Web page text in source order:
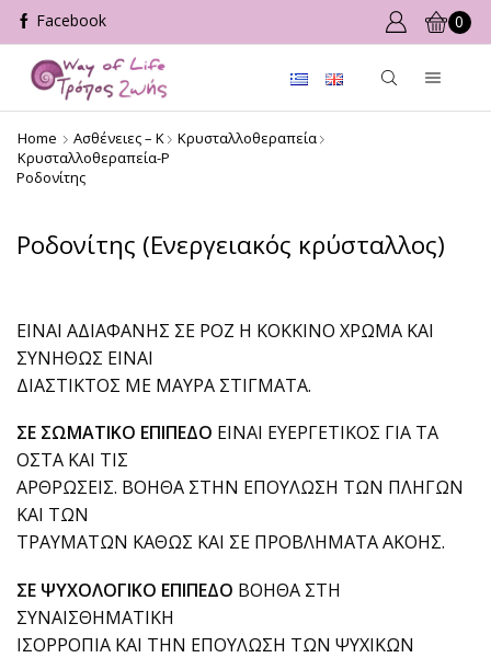
0
Home Ασθένειες – Κ
Κρυσταλλοθεραπεία
Κρυσταλλοθεραπεία-Ρ
Ροδονίτης
Ροδονίτης (Ενεργειακός κρύσταλλος)
ΕΙΝΑΙ ΑΔΙΑΦΑΝΗΣ ΣΕ ΡΟΖ Η ΚΟΚΚΙΝΟ ΧΡΩΜΑ ΚΑΙ
ΣΥΝΗΘΩΣ ΕΙΝΑΙ
ΔΙΑΣΤΙΚΤΟΣ ΜΕ ΜΑΥΡΑ ΣΤΙΓΜΑΤΑ.
ΣΕ ΣΩΜΑΤΙΚΟ ΕΠΙΠΕΔΟ ΕΙΝΑΙ ΕΥΕΡΓΕΤΙΚΟΣ ΓΙΑ ΤΑ
ΟΣΤΑ ΚΑΙ ΤΙΣ
ΑΡΘΡΩΣΕΙΣ. ΒΟΗΘΑ ΣΤΗΝ ΕΠΟΥΛΩΣΗ ΤΩΝ ΠΛΗΓΩΝ
ΚΑΙ ΤΩΝ
ΤΡΑΥΜΑΤΩΝ ΚΑΘΩΣ ΚΑΙ ΣΕ ΠΡΟΒΛΗΜΑΤΑ ΑΚΟΗΣ.
ΣΕ ΨΥΧΟΛΟΓΙΚΟ ΕΠΙΠΕΔΟ ΒΟΗΘΑ ΣΤΗ
ΣΥΝΑΙΣΘΗΜΑΤΙΚΗ
ΙΣΟΡΡΟΠΙΑ ΚΑΙ ΤΗΝ ΕΠΟΥΛΩΣΗ ΤΩΝ ΨΥΧΙΚΩΝ